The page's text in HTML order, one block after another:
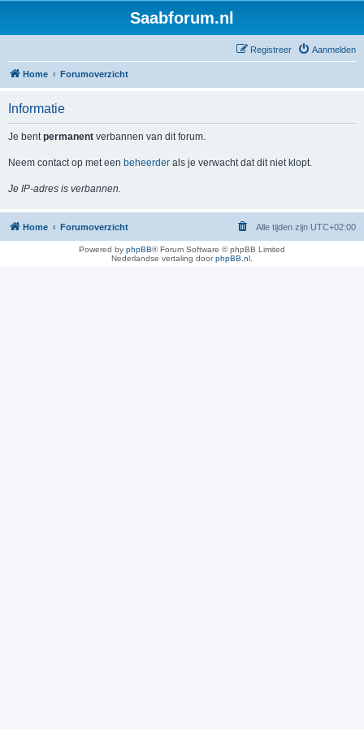
Saabforum.nl
Aanmelden
Registreer
Home Forumoverzicht
Informatie
Je bentpermanent verbannen van dit forum.
Neem contact op met een beheerder als je verwacht dat dit niet klopt.
Je IP-adres is verbannen.
Home Forumoverzicht Alle tijden zijn UTC+02:00
Powered by phpBB® Forum Software © phpBB Limited
Nederlandse vertaling doorphpBB.nl